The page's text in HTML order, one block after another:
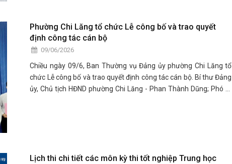
Phường Chi Lăng tổ chức Lễ công bố và trao quyết
định công tác cán bộ
09/06/2026
Chiều ngày 09/6, Ban Thường vụ Đảng ủy phường Chi Lăng tổ
chức Lễ công bố và trao quyết định công tác cán bộ. Bí thư Đảng
ủy, Chủ tịch HĐND phường Chi Lăng - Phan Thành Dũng; Phó Bí
Lịch thi chi tiết các môn kỳ thi tốt nghiệp Trung học